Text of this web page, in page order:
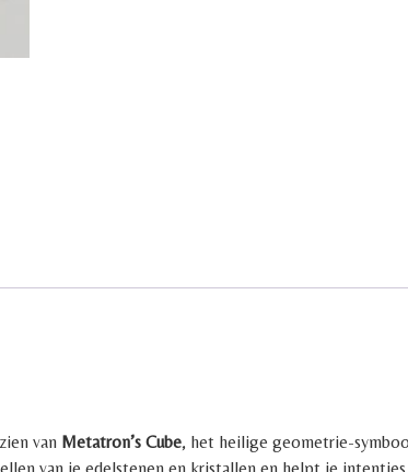
van Metatron’s Cube, het heilige geometrie-